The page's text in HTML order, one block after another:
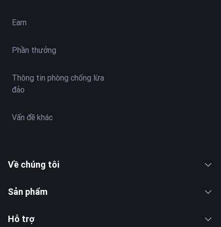
Earn
Phần thưởng
Thông tin phòng chống lừa
đảo
Vấn đề khác
Về chúng tôi
Sản phẩm
Hỗ trợ